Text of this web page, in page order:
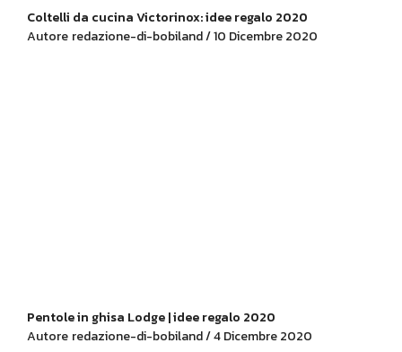
Coltelli da cucina Victorinox: idee regalo 2020
Autore redazione-di-bobiland / 10 Dicembre 2020
Pentole in ghisa Lodge | idee regalo 2020
Autore redazione-di-bobiland / 4 Dicembre 2020